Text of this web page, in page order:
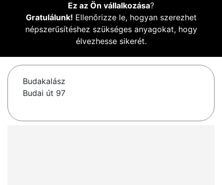
Ez az Ön vállalkozása?
Gratulálunk! Ellenőrizze le, hogyan szerezhet
népszerűsítéshez szükséges anyagokat, hogy
élvezhesse sikerét.
Budakalász
Budai út 97